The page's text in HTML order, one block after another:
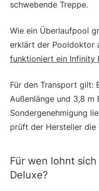
schwebende Treppe.
Wie ein Überlaufpool
erklärt der Pooldoktor
funktioniert ein Infinity
Für den Transport gilt:
Außenlänge und 3,8 m
Sondergenehmigung
prüft der Hersteller
Für wen lohnt
Deluxe?